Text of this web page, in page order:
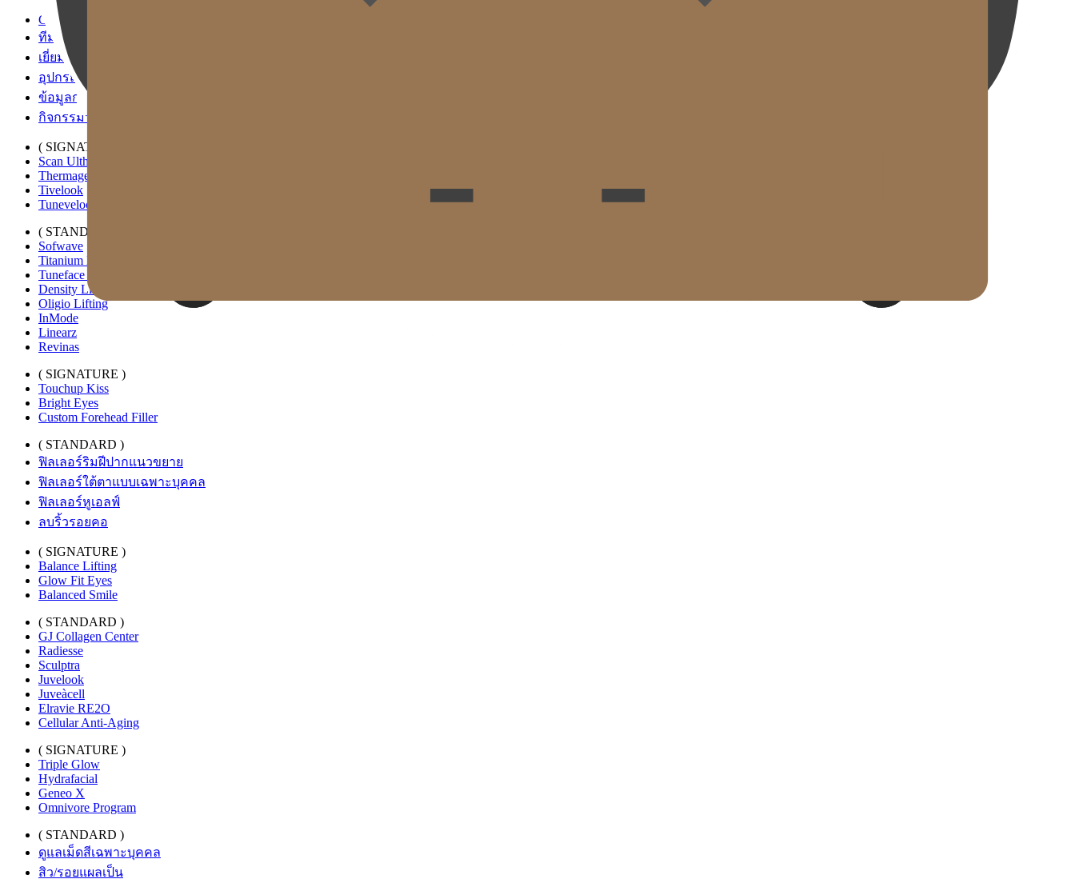
Gold J Clinic
ทีมแพทย์
เยี่ยมชมคลินิก
อุปกรณ์การแพทย์
ข้อมูลการเข้ารับบริการและการเดินทาง
กิจกรรมวิชาการและสื่อ
( SIGNATURE )
Scan Ulthera
Thermage FLX
Tivelook
Tunevelook
( STANDARD )
Sofwave
Titanium Lifting
Tuneface Lifting
Density Lifting
Oligio Lifting
InMode
Linearz
Revinas
( SIGNATURE )
Touchup Kiss
Bright Eyes
Custom Forehead Filler
( STANDARD )
ฟิลเลอร์ริมฝีปากแนวขยาย
ฟิลเลอร์ใต้ตาแบบเฉพาะบุคคล
ฟิลเลอร์หูเอลฟ์
ลบริ้วรอยคอ
( SIGNATURE )
Balance Lifting
Glow Fit Eyes
Balanced Smile
( STANDARD )
GJ Collagen Center
Radiesse
Sculptra
Juvelook
Juveàcell
Elravie RE2O
Cellular Anti-Aging
( SIGNATURE )
Triple Glow
Hydrafacial
Geneo X
Omnivore Program
( STANDARD )
ดูแลเม็ดสีเฉพาะบุคคล
สิว/รอยแผลเป็น